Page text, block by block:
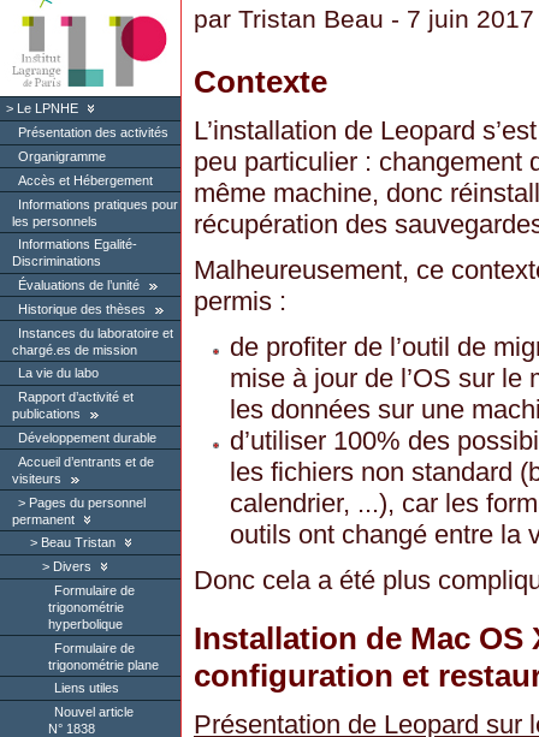
Le LPNHE
Présentation des activités
Organigramme
Accès et Hébergement
Informations pratiques pour
les personnels
Informations Egalité-
Discriminations
Évaluations de l’unité
Historique des thèses
Instances du laboratoire et
chargé.es de mission
La vie du labo
Rapport d’activité et
publications
Développement durable
Accueil d’entrants et de
visiteurs
Pages du personnel
permanent
Beau Tristan
Divers
Formulaire de
trigonométrie
hyperbolique
Formulaire de
trigonométrie plane
Liens utiles
Nouvel article
N° 1838
par Tristan Beau - 7 juin 2017
Contexte
L’installation de Leopard
peu particulier : changement
même machine, donc
récupération des
Malheureusement, ce
permis :
de profiter de l’outil de
mise à jour de l’OS sur le
les données sur une
d’utiliser 100% des
les fichiers non standard
calendrier, ...), car les
outils ont changé entre la
Donc cela a été plus
Installation de Mac OS
configuration et
Présentation de Leopard sur